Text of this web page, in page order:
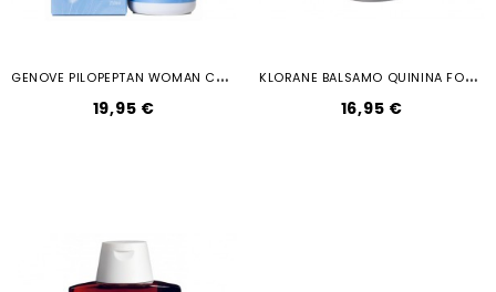
G
ENOVE PILOPEPTAN WOMAN CHAMPU...
19,95 €
K
LORANE BALSAMO QUININA FORTIFICANTE...
16,95 €